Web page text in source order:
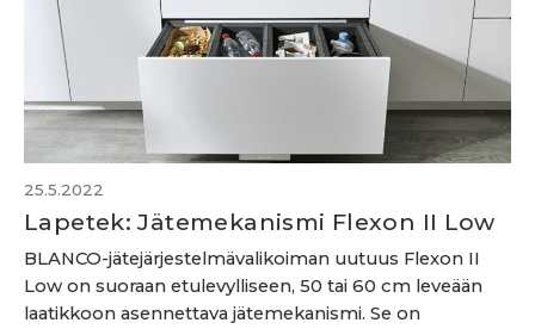
25.5.2022
Lapetek: Jätemekanismi Flexon II Low
BLANCO-jätejärjestelmävalikoiman uutuus Flexon II
Low on suoraan etulevylliseen, 50 tai 60 cm leveään
laatikkoon asennettava jätemekanismi. Se on